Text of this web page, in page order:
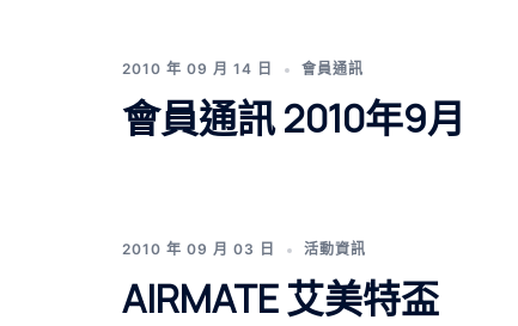
2010 年 09 月 14 日 會員通訊
會員通訊 2010年9月
2010 年 09 月 03 日 活動資訊
AIRMATE 艾美特盃